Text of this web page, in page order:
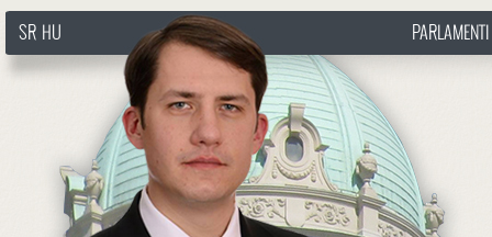
http://www.pasztorbalint.rs/hu
SR HU